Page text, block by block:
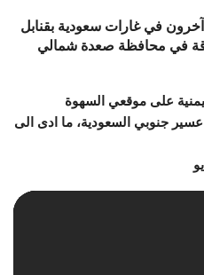
استشهد مواطن يمني واصيب 4 آخرون في غارات سعودية بقنابل
في محافظة صعدة شمالي
على موقعي السهوة
جنوبي السعودية، ما ادى الى